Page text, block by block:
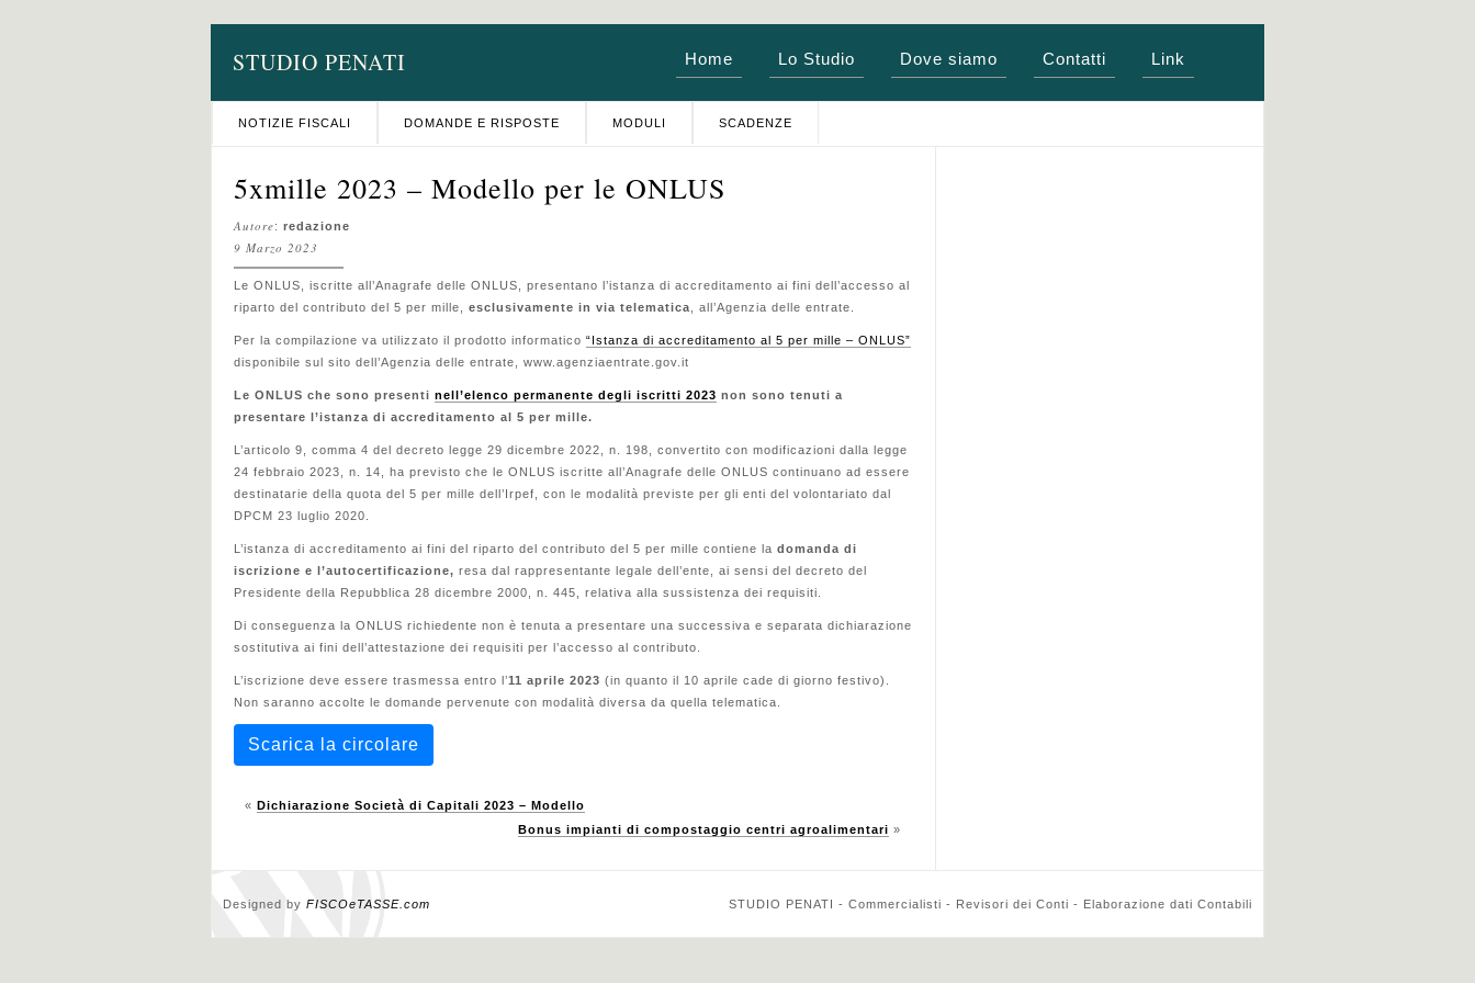
STUDIO PENATI Home Lo Studio Dove siamo Contatti Link
NOTIZIE FISCALI DOMANDE E RISPOSTE MODULI SCADENZE
5xmille 2023 – Modello per le ONLUS
Autore: redazione
9 Marzo 2023
Le ONLUS, iscritte all’Anagrafe delle ONLUS, presentano l’istanza di accreditamento ai fini dell’accesso al
riparto del contributo del 5 per mille, esclusivamente in via telematica , all’Agenzia delle entrate.
Per la compilazione va utilizzato il prodotto informatico “Istanza di accreditamento al 5 per mille – ONLUS”
disponibile sul sito dell’Agenzia delle entrate, www.agenziaentrate.gov.it
Le ONLUS che sono presenti nell’elenco permanente degli iscritti 2023 non sono tenuti a
presentare l’istanza di accreditamento al 5 per mille.
L’articolo 9, comma 4 del decreto legge 29 dicembre 2022, n. 198, convertito con modificazioni dalla legge
24 febbraio 2023, n. 14, ha previsto che le ONLUS iscritte all’Anagrafe delle ONLUS continuano ad essere
destinatarie della quota del 5 per mille dell’Irpef, con le modalità previste per gli enti del volontariato dal
DPCM 23 luglio 2020.
L’istanza di accreditamento ai fini del riparto del contributo del 5 per mille contiene la domanda di
iscrizione e l’autocertificazione, resa dal rappresentante legale dell’ente, ai sensi del decreto del
Presidente della Repubblica 28 dicembre 2000, n. 445, relativa alla sussistenza dei requisiti.
Di conseguenza la ONLUS richiedente non è tenuta a presentare una successiva e separata dichiarazione
sostitutiva ai fini dell’attestazione dei requisiti per l’accesso al contributo.
L’iscrizione deve essere trasmessa entro l’11 aprile 2023 (in quanto il 10 aprile cade di giorno festivo).
Non saranno accolte le domande pervenute con modalità diversa da quella telematica.
Scarica la circolare
« Dichiarazione Società di Capitali 2023 – Modello
Bonus impianti di compostaggio centri agroalimentari »
Designed by FISCOeTASSE.com STUDIO PENATI - Commercialisti - Revisori dei Conti - Elaborazione dati Contabili